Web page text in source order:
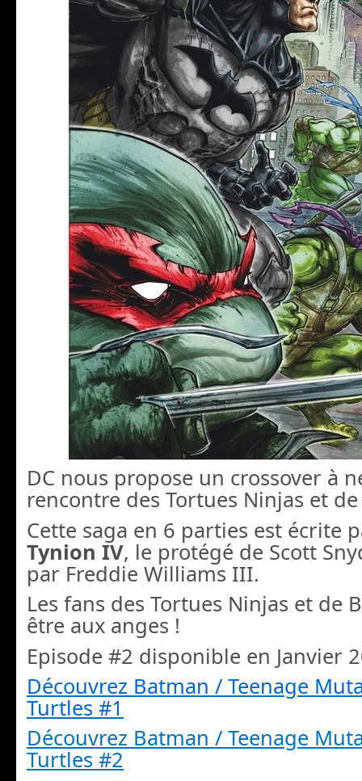
DC nous propose un crossover à
rencontre des Tortues Ninjas et
Cette saga en 6 parties est écrite
Tynion IV, le protégé de Scott
par Freddie Williams III.
Les fans des Tortues Ninjas et de
être aux anges !
Episode #2 disponible en Janvier
Découvrez Batman / Teenage
Turtles #1
Découvrez Batman / Teenage
Turtles #2